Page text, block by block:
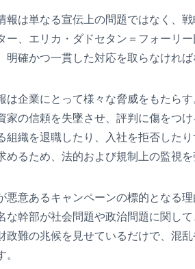
報は単なる宣伝上の問題ではなく、
ー、エリカ・ダドセタン＝フォーリ
明確かつ一貫した対応を取らなければ
は企業にとって様々な脅威をもたら
家の信頼を失墜させ、評判に傷をつ
組織を退職したり、入社を拒否した
めるため、法的および規制上の監視を
悪意あるキャンペーンの標的となる
な幹部が社会問題や政治問題に関し
政難の兆候を見せているだけで、混